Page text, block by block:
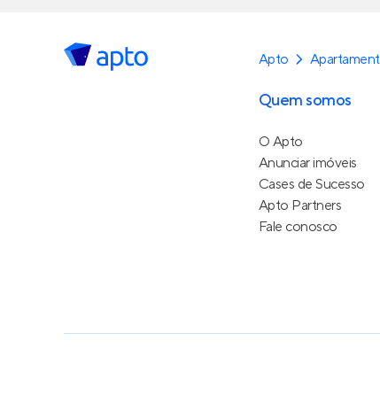
Apto
Quem somos
O Apto
Anunciar imóveis
Cases de Sucesso
Apto Partners
Fale conosco